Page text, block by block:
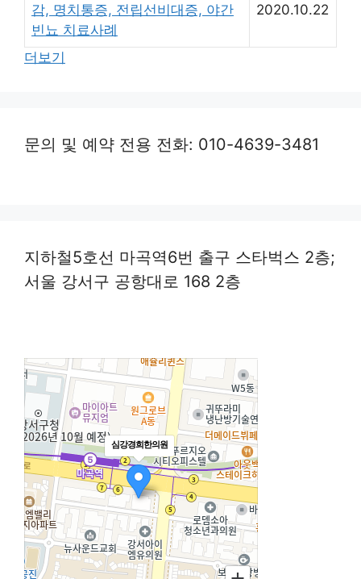
감, 명치통증, 전립선비대증, 야간
빈뇨 치료사례
2020.10.22
더보기
문의 및 예약 전용 전화: 010-4639-3481
지하철5호선 마곡역6번 출구 스타벅스 2층;
서울 강서구 공항대로 168 2층
심강경희한의원